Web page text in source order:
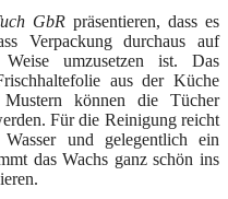
GbR präsentieren, dass es
Verpackung durchaus auf
umzusetzen ist. Das
aus der Küche
können die Tücher
Für die Reinigung reicht
und gelegentlich ein
das Wachs ganz schön ins